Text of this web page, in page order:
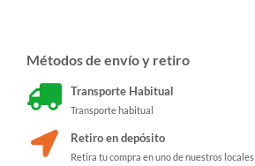
Métodos de envío y retiro
Transporte Habitual
Transporte habitual
Retiro en depósito
Retira tu compra en uno de nuestros locales